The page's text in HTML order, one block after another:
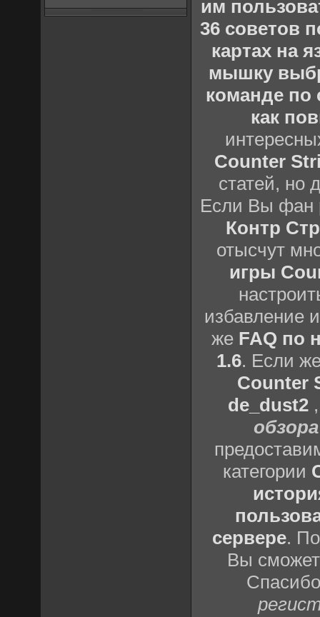
им
36 советов
картах на
мышку
команде по
как
Counter
статей, но
Если Вы фан
Контр
отысчут
игры
избавление
же FAQ по
1.6. Если
Counter
de_dust2
категории
сервере.
Вы